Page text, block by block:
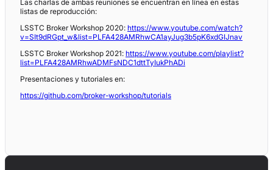
Las charlas de ambas reuniones se encuentran en línea en estas
listas de reproducción:
LSSTC Broker Workshop 2020: https://www.youtube.com/watch?
v=SIt9dRGpt_w&list=PLFA428AMRhwCA1ayJug3b5pK6xdGIJnav
LSSTC Broker Workshop 2021: https://www.youtube.com/playlist?
list=PLFA428AMRhwADMFsNDC1dttTyIukPhADi
Presentaciones y tutoriales en:
https://github.com/broker-workshop/tutorials